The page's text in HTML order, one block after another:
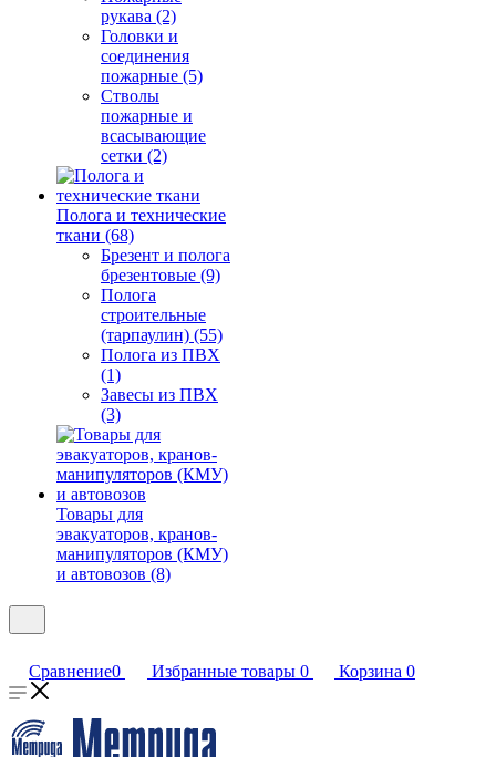
рукава (2)
Головки и
соединения
пожарные (5)
Стволы
пожарные и
всасывающие
сетки (2)
Полога и технические
ткани (68)
Брезент и полога
брезентовые (9)
Полога
строительные
(тарпаулин) (55)
Полога из ПВХ
(1)
Завесы из ПВХ
(3)
Товары для
эвакуаторов, кранов-
манипуляторов (КМУ)
и автовозов (8)
Сравнение0 Избранные товары 0 Корзина 0